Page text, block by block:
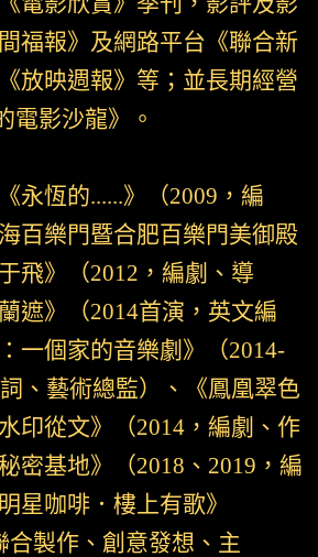
福報》及網路平台《聯合新
放映週報》等；並長期經營
電影沙龍》。
永恆的......》（2009，編
百樂門暨合肥百樂門美御殿
飛》（2012，編劇、導
遮》（2014首演，英文編
一個家的音樂劇》（2014-
、藝術總監）、《鳳凰翠色
從文》（2014，編劇、作
密基地》（2018、2019，編
星咖啡．樓上有歌》
合製作、創意發想、主